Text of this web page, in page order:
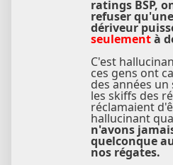
ratings BSP,
refuser
dériveur
seulementà
C'est
ces gens ont
des années
les skiffs des
réclamaient
hallucinant
n'avons
quelconque
nos régates.